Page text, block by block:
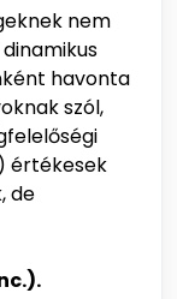
nem
havonta
szól,
értékesek
de